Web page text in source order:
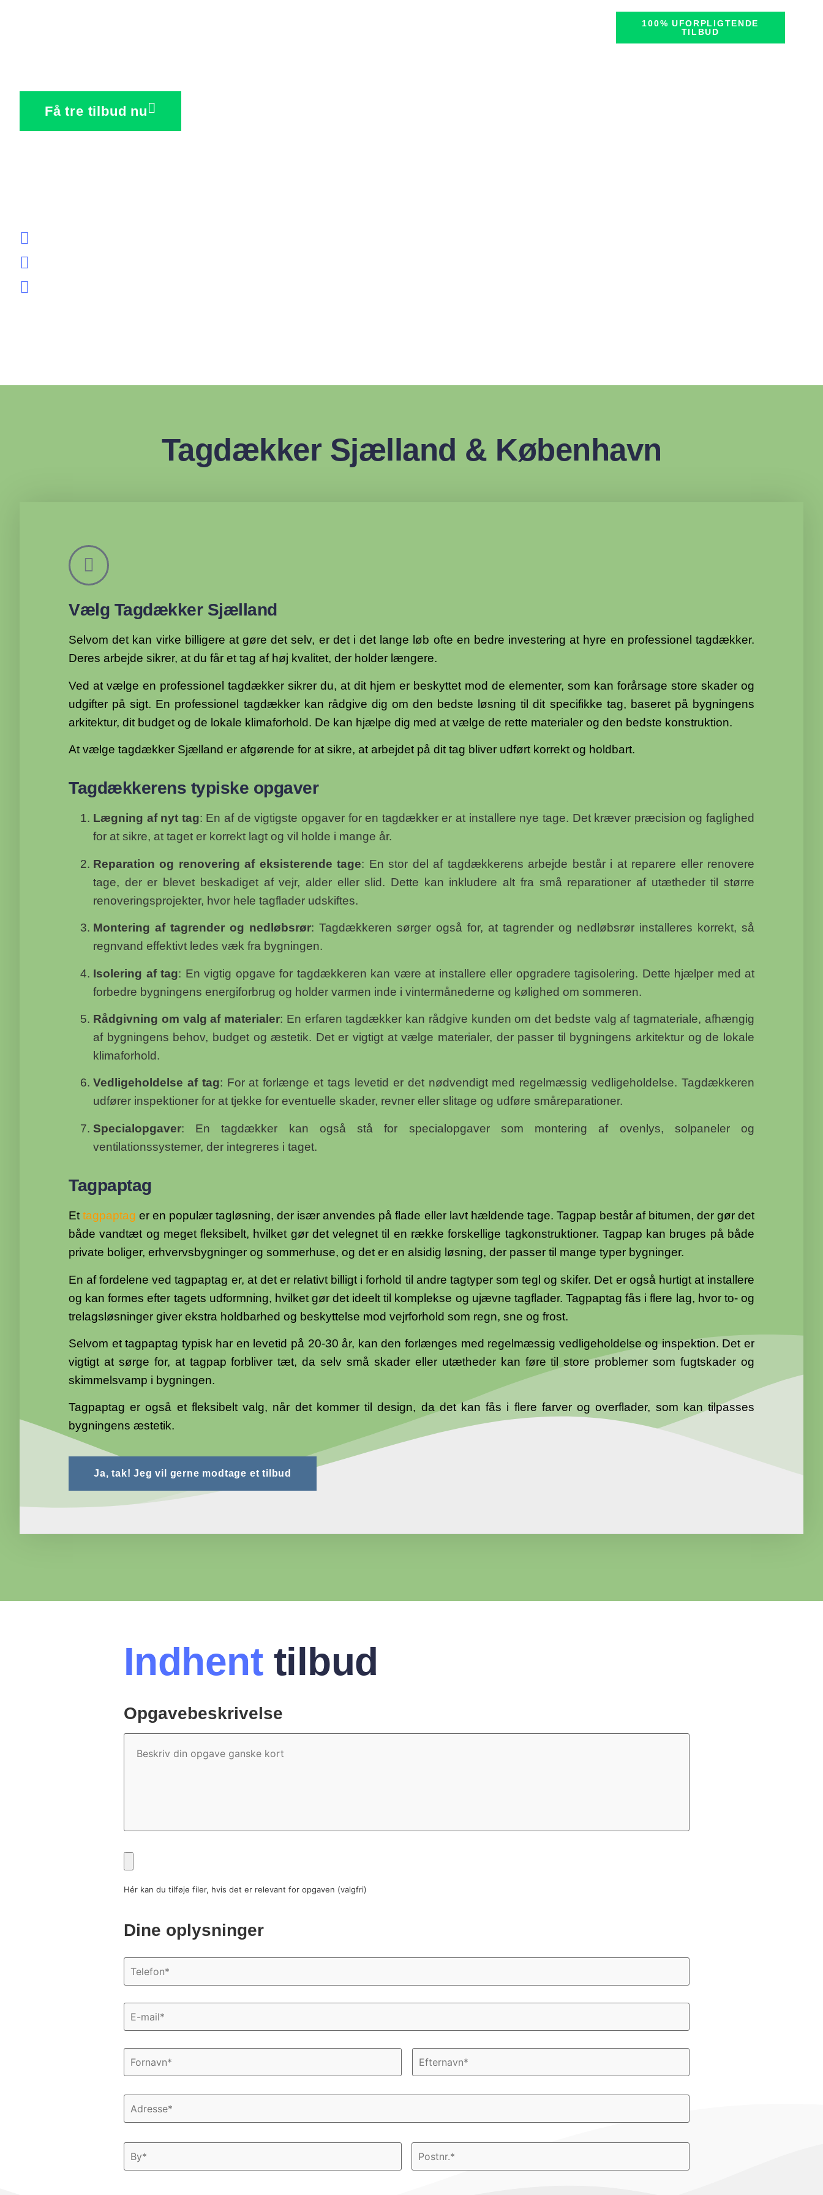
100% UFORPLIGTENDE
TILBUD
Få tre tilbud nu
Tagdækker Sjælland & København
Vælg Tagdækker Sjælland
Selvom det kan virke billigere at gøre det selv, er det i det lange løb ofte en bedre investering at hyre en professionel tagdækker.
Deres arbejde sikrer, at du får et tag af høj kvalitet, der holder længere.
Ved at vælge en professionel tagdækker sikrer du, at dit hjem er beskyttet mod de elementer, som kan forårsage store skader og
udgifter på sigt. En professionel tagdækker kan rådgive dig om den bedste løsning til dit specifikke tag, baseret på bygningens
arkitektur, dit budget og de lokale klimaforhold. De kan hjælpe dig med at vælge de rette materialer og den bedste konstruktion.
At vælge tagdækker Sjælland er afgørende for at sikre, at arbejdet på dit tag bliver udført korrekt og holdbart.
Tagdækkerens typiske opgaver
Lægning af nyt tag: En af de vigtigste opgaver for en tagdækker er at installere nye tage. Det kræver præcision og faglighed
for at sikre, at taget er korrekt lagt og vil holde i mange år.
Reparation og renovering af eksisterende tage: En stor del af tagdækkerens arbejde består i at reparere eller renovere
tage, der er blevet beskadiget af vejr, alder eller slid. Dette kan inkludere alt fra små reparationer af utætheder til større
renoveringsprojekter, hvor hele tagflader udskiftes.
Montering af tagrender og nedløbsrør: Tagdækkeren sørger også for, at tagrender og nedløbsrør installeres korrekt, så
regnvand effektivt ledes væk fra bygningen.
Isolering af tag: En vigtig opgave for tagdækkeren kan være at installere eller opgradere tagisolering. Dette hjælper med at
forbedre bygningens energiforbrug og holder varmen inde i vintermånederne og kølighed om sommeren.
Rådgivning om valg af materialer: En erfaren tagdækker kan rådgive kunden om det bedste valg af tagmateriale, afhængig
af bygningens behov, budget og æstetik. Det er vigtigt at vælge materialer, der passer til bygningens arkitektur og de lokale
klimaforhold.
Vedligeholdelse af tag: For at forlænge et tags levetid er det nødvendigt med regelmæssig vedligeholdelse. Tagdækkeren
udfører inspektioner for at tjekke for eventuelle skader, revner eller slitage og udføre småreparationer.
Specialopgaver: En tagdækker kan også stå for specialopgaver som montering af ovenlys, solpaneler og
ventilationssystemer, der integreres i taget.
Tagpaptag
Ettagpaptag er en populær tagløsning, der især anvendes på flade eller lavt hældende tage. Tagpap består af bitumen, der gør det
både vandtæt og meget fleksibelt, hvilket gør det velegnet til en række forskellige tagkonstruktioner. Tagpap kan bruges på både
private boliger, erhvervsbygninger og sommerhuse, og det er en alsidig løsning, der passer til mange typer bygninger.
En af fordelene ved tagpaptag er, at det er relativt billigt i forhold til andre tagtyper som tegl og skifer. Det er også hurtigt at installere
og kan formes efter tagets udformning, hvilket gør det ideelt til komplekse og ujævne tagflader. Tagpaptag fås i flere lag, hvor to- og
trelagsløsninger giver ekstra holdbarhed og beskyttelse mod vejrforhold som regn, sne og frost.
Selvom et tagpaptag typisk har en levetid på 20-30 år, kan den forlænges med regelmæssig vedligeholdelse og inspektion. Det er
vigtigt at sørge for, at tagpap forbliver tæt, da selv små skader eller utætheder kan føre til store problemer som fugtskader og
skimmelsvamp i bygningen.
Tagpaptag er også et fleksibelt valg, når det kommer til design, da det kan fås i flere farver og overflader, som kan tilpasses
bygningens æstetik.
Ja, tak! Jeg vil gerne modtage et tilbud
Indhenttilbud
Opgavebeskrivelse
Opgavebeskrivelse
Fil
Hér kan du tilføje filer, hvis det er relevant for opgaven (valgfri)
Dine oplysninger
Telefon *
E-
mail *
Navn *
Adresse *